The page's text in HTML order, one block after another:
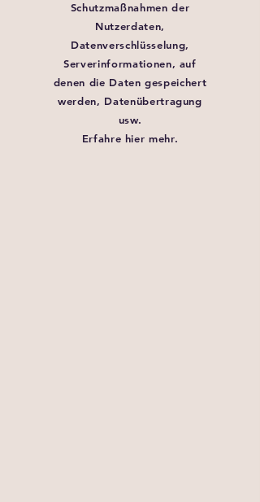
Schutzmaßnahmen der
Nutzerdaten,
Datenverschlüsselung,
Serverinformationen, auf
denen die Daten gespeichert
werden, Datenübertragung
usw.
Erfahre hier mehr.